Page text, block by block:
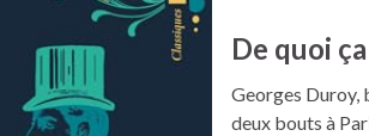
De quoi
Georges Duroy,
deux bouts à